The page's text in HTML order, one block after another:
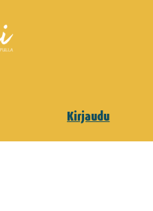
Kirjaudu